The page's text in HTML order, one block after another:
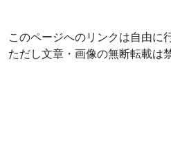
このページへのリンクは自由に
ただし文章・画像の無断転載は